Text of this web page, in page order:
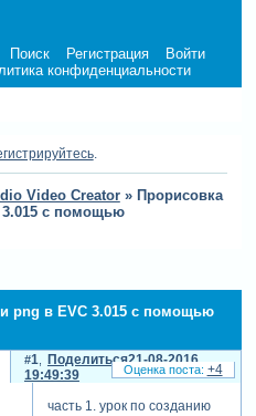
Поиск Регистрация
Войти
конфиденциальности
.
Video Creator » Прорисовка
3.015 с помощью
png в EVC 3.015 с помощью
Поделиться
1
21-08-2016
19:49:39
часть 1. урок по созданию
+4